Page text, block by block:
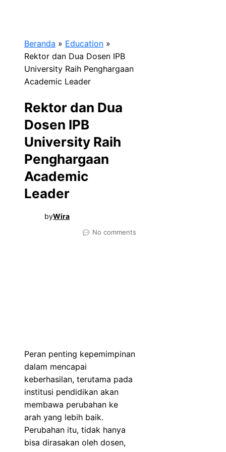
Beranda » Education »
Rektor dan Dua Dosen IPB
University Raih Penghargaan
Academic Leader
Rektor dan Dua
Dosen IPB
University Raih
Penghargaan
Academic
Leader
byWira
No comments
Peran penting kepemimpinan
dalam mencapai
keberhasilan, terutama pada
institusi pendidikan akan
membawa perubahan ke
arah yang lebih baik.
Perubahan itu, tidak hanya
bisa dirasakan oleh dosen,